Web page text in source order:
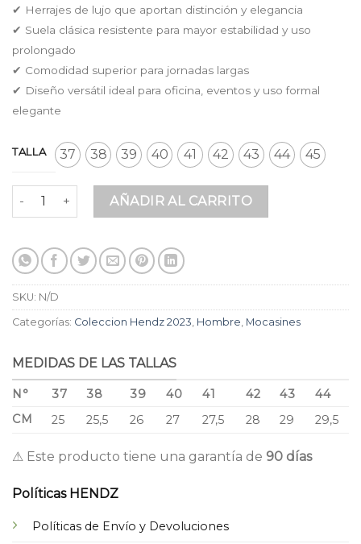
✔ Herrajes de lujo que aportan distinción y elegancia
✔ Suela clásica resistente para mayor estabilidad y uso
prolongado
✔ Comodidad superior para jornadas largas
✔ Diseño versátil ideal para oficina, eventos y uso formal
elegante
TALLA 37 38 39 40 41 42 43 44 45
Mocasines Elegantes en Cuero Premium Miel y Cafe con
AÑADIR AL CARRITO
SKU: N/D
Categorías: Coleccion Hendz 2023 Hombre Mocasines
MEDIDAS DE LAS TALLAS
N° 37 38 39 40 41 42 43
44
CM
25 25,5 26 27 27,5 28 29 29,5
⚠ Este producto tiene una garantía de 90 días
Políticas HENDZ
Políticas de Envío y Devoluciones